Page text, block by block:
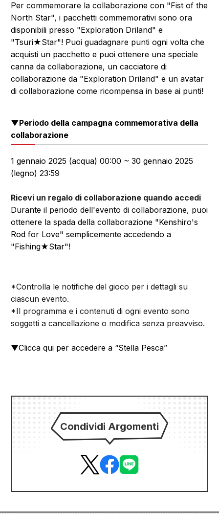
Per commemorare la collaborazione con "Fist of the
North Star", i pacchetti commemorativi sono ora
disponibili presso "Exploration Driland" e
"Tsuri★Star"! Puoi guadagnare punti ogni volta che
acquisti un pacchetto e puoi ottenere una speciale
canna da collaborazione, un cacciatore di
collaborazione da "Exploration Driland" e un avatar
di collaborazione come ricompensa in base ai punti!
▼Periodo della campagna commemorativa della
collaborazione
1 gennaio 2025 (acqua) 00:00 ~ 30 gennaio 2025
(legno) 23:59
Ricevi un regalo di collaborazione quando accedi
Durante il periodo dell'evento di collaborazione, puoi
ottenere la spada della collaborazione "Kenshiro's
Rod for Love" semplicemente accedendo a
"Fishing★Star"!
*Controlla le notifiche del gioco per i dettagli su
ciascun evento.
*Il programma e i contenuti di ogni evento sono
soggetti a cancellazione o modifica senza preavviso.
▼Clicca qui per accedere a “Stella Pesca”
Condividi Argomenti